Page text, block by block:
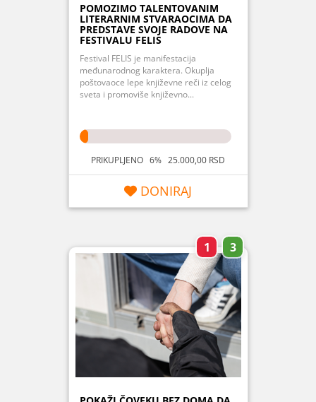
POMOZIMO TALENTOVANIM
LITERARNIM STVARAOCIMA DA
PREDSTAVE SVOJE RADOVE NA
FESTIVALU FELIS
Festival FELIS je manifestacija
međunarodnog karaktera. Okuplja
poštovaoce lepe književne reči iz celog
sveta i promoviše književno...
PRIKUPLJENO 6% 25.000,00 RSD
DONIRAJ
1 3